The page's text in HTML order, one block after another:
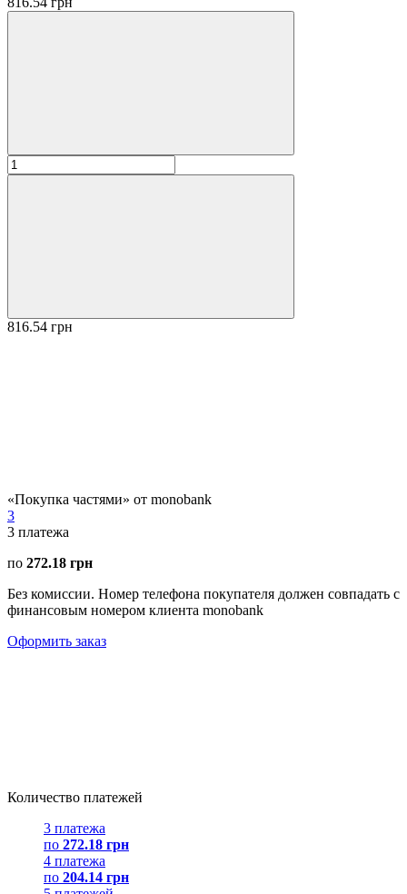
816.54 грн
«Покупка частями» от monobank
3
3 платежа
по 272.18 грн
Без комиссии. Номер телефона покупателя должен совпадать с
финансовым номером клиента monobank
Оформить заказ
Количество платежей
3 платежа
по 272.18 грн
4 платежа
по 204.14 грн